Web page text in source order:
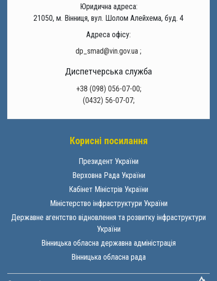
Юридична адреса:
21050, м. Вінниця, вул. Шолом Алейхема, буд. 4
Адреса офісу:
dp_smad@vin.gov.ua ;
Диспетчерська служба
+38 (098) 056-07-00;
(0432) 56-07-07;
Корисні посилання
Президент України
Верховна Рада України
Кабінет Міністрів України
Міністерство інфраструктури України
Державне агентство відновлення та розвитку інфраструктури
України
Вінницька обласна державна адміністрація
Вінницька обласна рада